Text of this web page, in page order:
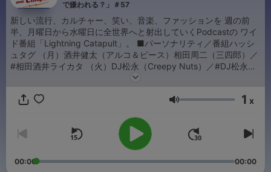
で嫌われる？」＃57
新しい流行、カルチャー、笑い、音楽、ファッションを 週の前
半、月曜日から水曜日に全世界へと射出していくPodcastの ワイ
ド番組「Lightning Catapult」。 ■パーソナリティ／番組ハッシ
ュタグ （月）酒井健太（アルコ＆ピース）相田周二（三四郎）／
#相田酒井ライカタ （火）DJ松永（Creepy Nuts）／#DJ松永ラ
音量 1 x
00:00 00:00